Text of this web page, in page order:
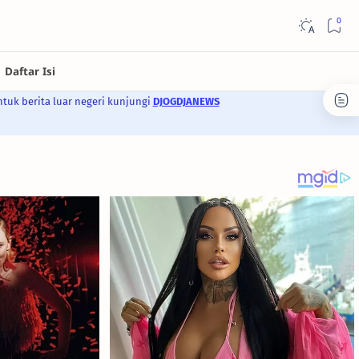
berita luar negeri kunjungi DJOGDJANEWS